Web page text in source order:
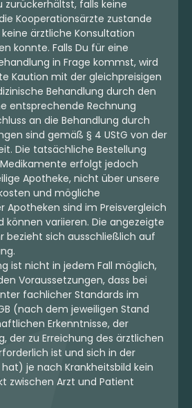
zurückerhältst, falls keine
Kooperationsärzte zustande
ärztliche Konsultation
konnte. Falls Du für eine
in Frage kommst, wird
Kaution mit der gleichpreisigen
Behandlung durch den
entsprechende Rechnung
an die Behandlung durch
sind gemäß § 4 UStG von der
Die tatsächliche Bestellung
erfolgt jedoch
Apotheke, nicht über unsere
und mögliche
Apotheken sind im Preisvergleich
variieren. Die angezeigte
bezieht sich ausschließlich auf
ist nicht in jedem Fall möglich,
Voraussetzungen, dass bei
fachlicher Standards im
(nach dem jeweiligen Stand
Erkenntnisse, der
der zu Erreichung des ärztlichen
ist und sich in der
je nach Krankheitsbild kein
zwischen Arzt und Patient